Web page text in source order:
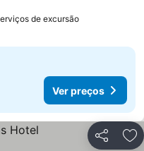
de excursãoVer preços
Ver preços
Partilhar